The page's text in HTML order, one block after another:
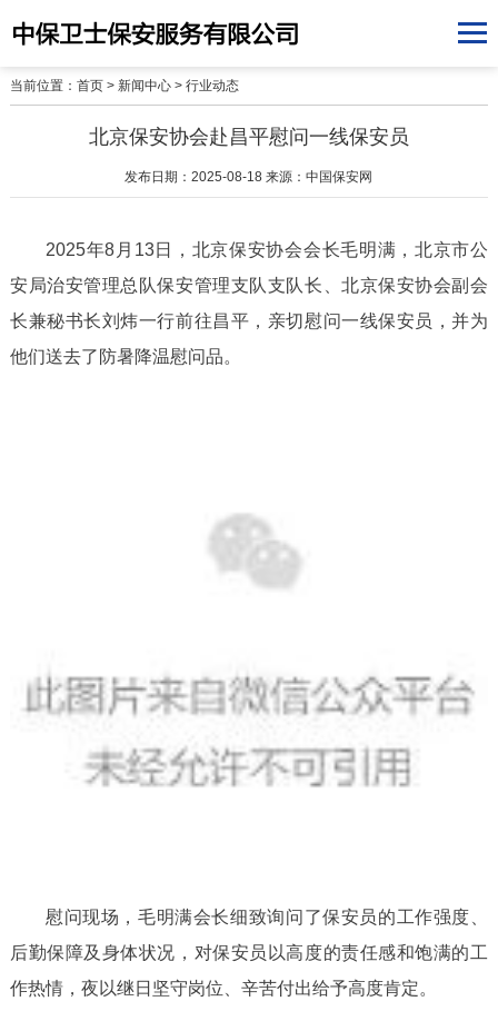
当前位置： 首页> 新闻中心> 行业动态
北京保安协会赴昌平慰问一线保安员
发布日期：2025-08-18 来源：中国保安网
2025年8月13日，北京保安协会会长毛明满，北京市公
安局治安管理总队保安管理支队支队长、北京保安协会副会
长兼秘书长刘炜一行前往昌平，亲切慰问一线保安员，并为
他们送去了防暑降温慰问品。
慰问现场，毛明满会长细致询问了保安员的工作强度、
后勤保障及身体状况，对保安员以高度的责任感和饱满的工
作热情，夜以继日坚守岗位、辛苦付出给予高度肯定。